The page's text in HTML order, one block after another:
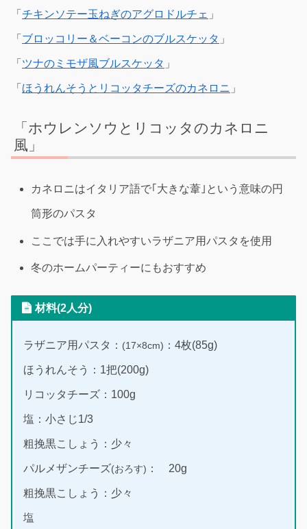
「 チキンソテー玉ねぎのアグロドルチェ 」
「 ブロッコリー＆ベーコンのブルスケッタ 」
「 ツナのミモザ風ブルスケッタ 」
「 ほうれんそうとリコッタチーズのカネロニ 」
「ホウレンソウとリコッタのカネロニ
風」
カネロニはイタリア語で｢大きな葦｣という意味の円
筒形のパスタ
ここでは手に入れやすいラザニア用パスタを使用
冬のホームパーティーにもおすすめ
材料(2人分)
ラザニア用パスタ： (17×8cm) ：4枚(85g)
ほうれんそう：1把(200g)
リコッタチーズ：100g
塩：小さじ1/3
粗挽黒こしょう：少々
パルメザンチーズ(おろす) ： 20g
粗挽黒こしょう：少々
塩